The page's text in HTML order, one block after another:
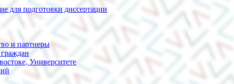
подготовки диссертации
и партнеры
Университете